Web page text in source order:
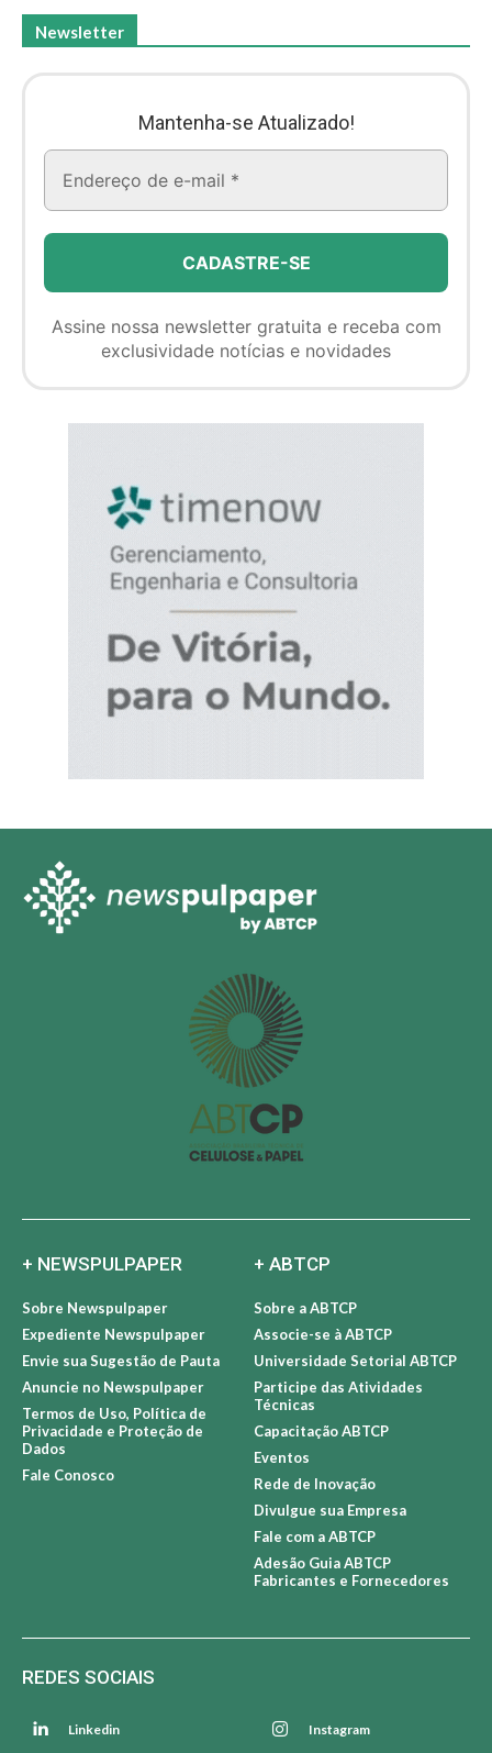
Newsletter
Mantenha-se Atualizado!
Assine nossa newsletter gratuita e receba com
exclusividade notícias e novidades
+ NEWSPULPAPER
Sobre Newspulpaper
Expediente Newspulpaper
Envie sua Sugestão de Pauta
Anuncie no Newspulpaper
Termos de Uso, Política de
Privacidade e Proteção de
Dados
Fale Conosco
+ ABTCP
Sobre a ABTCP
Associe-se à ABTCP
Universidade Setorial ABTCP
Participe das Atividades
Técnicas
Capacitação ABTCP
Eventos
Rede de Inovação
Divulgue sua Empresa
Fale com a ABTCP
Adesão Guia ABTCP
Fabricantes e Fornecedores
REDES SOCIAIS
Linkedin Instagram